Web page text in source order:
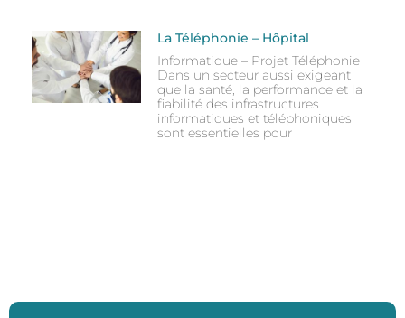
La Téléphonie – Hôpital
Informatique – Projet Téléphonie
Dans un secteur aussi exigeant
que la santé, la performance et la
fiabilité des infrastructures
informatiques et téléphoniques
sont essentielles pour